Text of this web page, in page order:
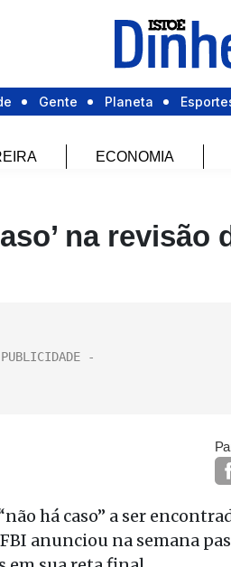
Gente Planeta
ECONOMIA
na revisão
há caso” a ser
anunciou na semana